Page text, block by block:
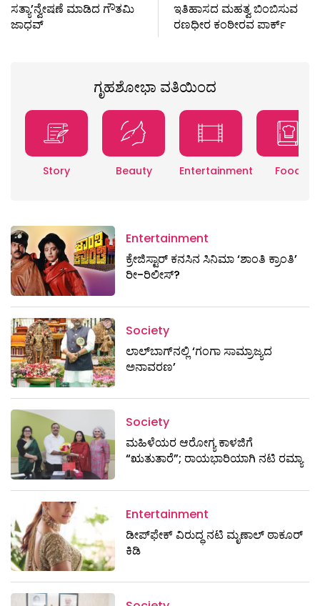
ಸತ್ಯಾ’ನ್ವೇಷಣೆ ಮಾಡಿದ ಗೌತಮಿ
ಜಾಧವ್
ಇತಿಹಾಸದ ಮಹತ್ವ ಬಿಂಬಿಸುವ
ರಣಧೀರ ಕಂಠೀರವ ಪಾರ್ಕ್
ಗೃಹಶೋಭಾ ವತಿಯಿಂದ
Story Beauty Entertainment Food
Entertainment
ಕ್ರೇಜಿಸ್ಟಾರ್ ಕನಸಿನ ಸಿನಿಮಾ ‘ಶಾಂತಿ ಕ್ರಾಂತಿ’
ರೀ-ರಿಲೀಸ್?
Society
ಲಾಲ್‌ಬಾಗ್‌ನಲ್ಲಿ ‘ಗಂಗಾ ಸಾಮ್ರಾಜ್ಯದ
ಅನಾವರಣ’
Society
ಮಹಿಳೆಯರ ಆರೋಗ್ಯ ಕಾಳಜಿಗೆ
“ಋತುತಾರೆ”; ರಾಯಭಾರಿಯಾಗಿ ನಟಿ ರಮ್ಯಾ
Entertainment
ಡೀಪ್‌ಫೇಕ್ ವಿರುದ್ಧ ನಟಿ ಮೃಣಾಲ್ ಠಾಕೂರ್
ಕಿಡಿ